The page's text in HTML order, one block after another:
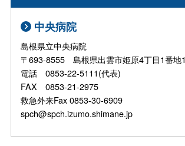
中央病院
島根県立中央病院
〒693-8555 島根県出雲市姫原4丁目1番地1
電話 0853-22-5111(代表)
FAX 0853-21-2975
救急外来Fax 0853-30-6909
spch@spch.izumo.shimane.jp